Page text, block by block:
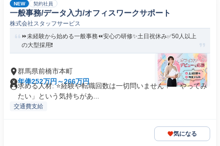
NEW 契約社員
一般事務/データ入力/オフィスワークサポート
株式会社スタッフサービス
⏩️未経験から始める一般事務⏪️安心の研修✨️土日祝休み✅️50人以上
の大型採用❗️
群馬県前橋市本町
年俸252万円～266万円
求める人材: ⭐️経験や転職回数は一切問いません！ 「やってみ
たい」という気持ちがあ...
交通費支給
気になる